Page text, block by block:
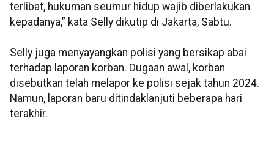
terlibat, hukuman seumur hidup wajib diberlakukan
kepadanya,” kata Selly dikutip di Jakarta, Sabtu.
Selly juga menyayangkan polisi yang bersikap abai
terhadap laporan korban. Dugaan awal, korban
disebutkan telah melapor ke polisi sejak tahun 2024.
Namun, laporan baru ditindaklanjuti beberapa hari
terakhir.